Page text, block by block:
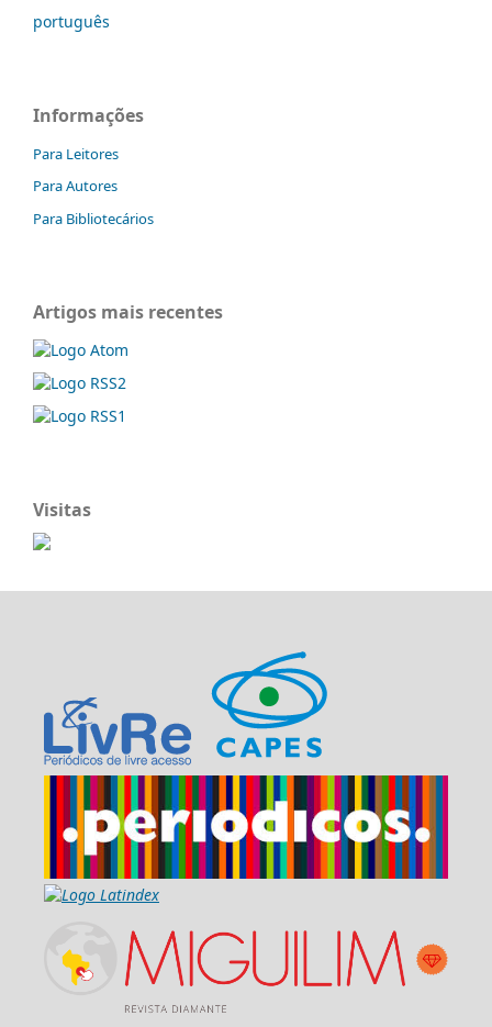
português
Informações
Para Leitores
Para Autores
Para Bibliotecários
Artigos mais recentes
Visitas